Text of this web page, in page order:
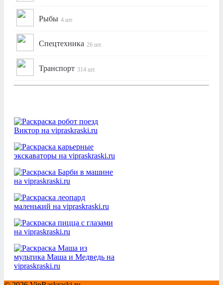
Рыбы 4 шт.
Спецтехника 26 шт.
Транспорт 314 шт.